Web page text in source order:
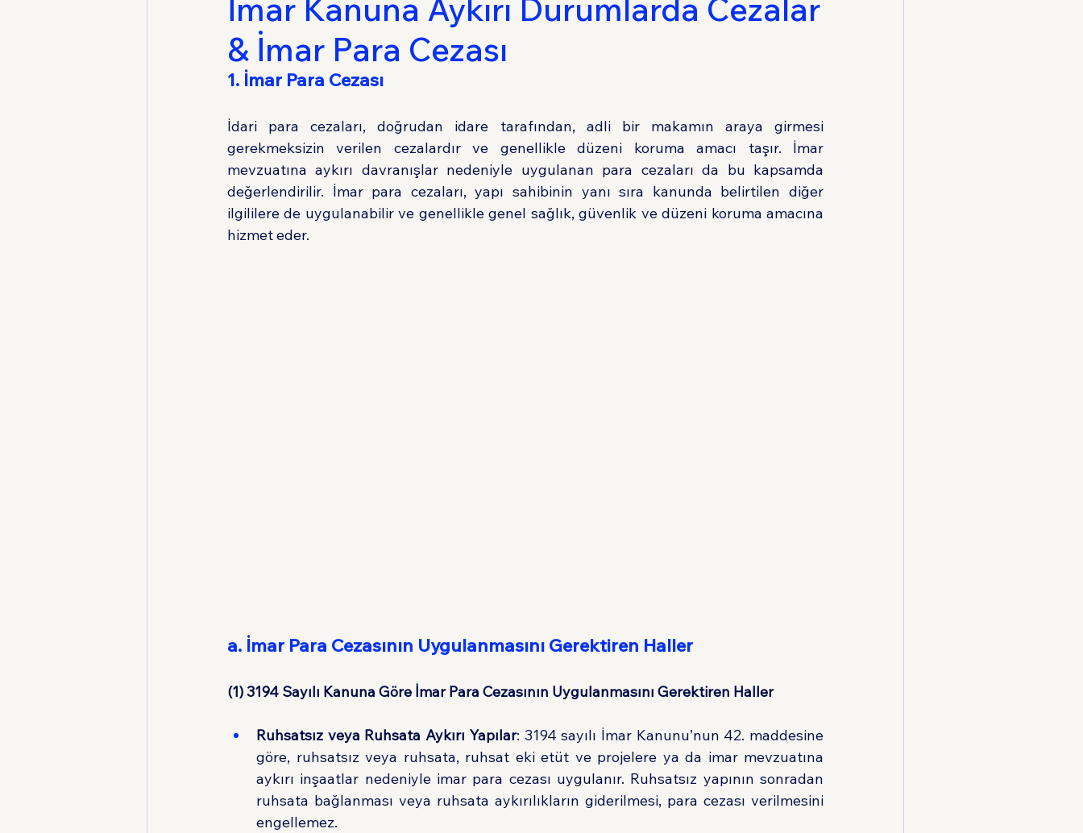
Medeni Usul Hukuku Sigorta Hukuku
İmar Kanuna Aykırı Durumlarda Cezalar
& İmar Para Cezası
1. İmar Para Cezası
İdari para cezaları, doğrudan idare tarafından, adli bir makamın araya girmesi
gerekmeksizin verilen cezalardır ve genellikle düzeni koruma amacı taşır. İmar
mevzuatına aykırı davranışlar nedeniyle uygulanan para cezaları da bu kapsamda
değerlendirilir. İmar para cezaları, yapı sahibinin yanı sıra kanunda belirtilen diğer
ilgililere de uygulanabilir ve genellikle genel sağlık, güvenlik ve düzeni koruma amacına
hizmet eder.
a. İmar Para Cezasının Uygulanmasını Gerektiren Haller
(1) 3194 Sayılı Kanuna Göre İmar Para Cezasının Uygulanmasını Gerektiren Haller
Ruhsatsız veya Ruhsata Aykırı Yapılar: 3194 sayılı İmar Kanunu’nun 42. maddesine
göre, ruhsatsız veya ruhsata, ruhsat eki etüt ve projelere ya da imar mevzuatına
aykırı inşaatlar nedeniyle imar para cezası uygulanır. Ruhsatsız yapının sonradan
ruhsata bağlanması veya ruhsata aykırılıkların giderilmesi, para cezası verilmesini
engellemez.